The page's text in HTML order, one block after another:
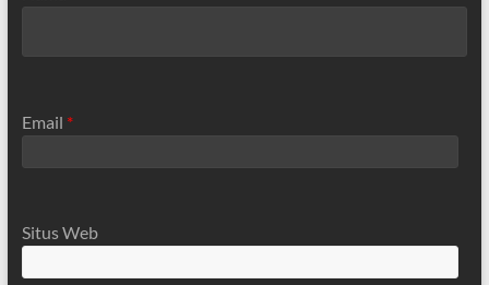
Email *
Situs Web